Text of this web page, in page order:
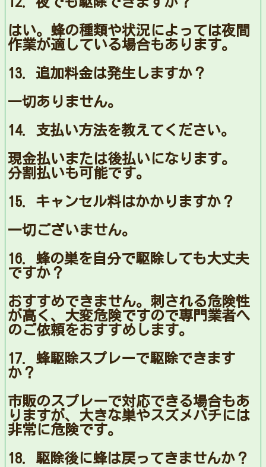
はい。蜂の種類や状況によっては夜間
作業が適している場合もあります。
13. 追加料金は発生しますか？
一切ありません。
14. 支払い方法を教えてください。
現金払いまたは後払いになります。
分割払いも可能です。
15. キャンセル料はかかりますか？
一切ございません。
16. 蜂の巣を自分で駆除しても大丈夫
ですか？
おすすめできません。刺される危険性
が高く、大変危険ですので専門業者へ
のご依頼をおすすめします。
17. 蜂駆除スプレーで駆除できます
か？
市販のスプレーで対応できる場合もあ
りますが、大きな巣やスズメバチには
非常に危険です。
18. 駆除後に蜂は戻ってきませんか？